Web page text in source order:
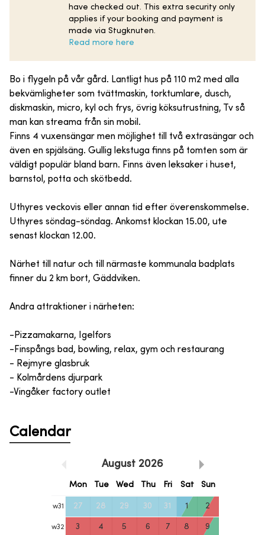
have checked out. This extra security only
applies if your booking and payment is
made via Stugknuten.
Read more here
Bo i flygeln på vår gård. Lantligt hus på 110 m2 med alla
bekvämligheter som tvättmaskin, torktumlare, dusch,
diskmaskin, micro, kyl och frys, övrig köksutrustning, Tv så
man kan streama från sin mobil.
Finns 4 vuxensängar men möjlighet till två extrasängar och
även en spjälsäng. Gullig lekstuga finns på tomten som är
väldigt populär bland barn. Finns även leksaker i huset,
barnstol, potta och skötbedd.
Uthyres veckovis eller annan tid efter överenskommelse.
Uthyres söndag-söndag. Ankomst klockan 15.00, ute
senast klockan 12.00.
Närhet till natur och till närmaste kommunala badplats
finner du 2 km bort, Gäddviken.
Andra attraktioner i närheten:
-Pizzamakarna, Igelfors
-Finspångs bad, bowling, relax, gym och restaurang
- Rejmyre glasbruk
- Kolmårdens djurpark
-Vingåker factory outlet
Calendar
August 2026
Mon Tue Wed Thu Fri Sat Sun
w31 27 28 29 30 31 1 2
w32 3 4 5 6 7 8 9